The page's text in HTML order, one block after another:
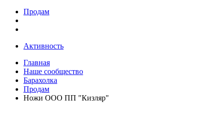
Продам
Активность
Главная
Наше сообщество
Барахолка
Продам
Ножи ООО ПП "Кизляр"